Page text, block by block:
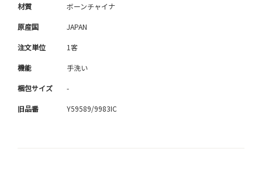
材質 ボーンチャイナ
原産国 JAPAN
注文単位 1客
機能 手洗い
梱包サイズ -
旧品番 Y59589/9983IC